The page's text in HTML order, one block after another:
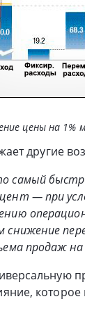
цены на
другие
самый
— при
продаж на